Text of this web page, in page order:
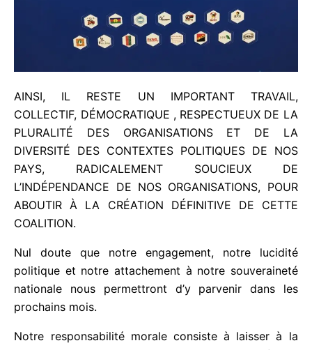
AINSI, IL RESTE UN IMPORTANT TRAVAIL,
COLLECTIF, DÉMOCRATIQUE , RESPECTUEUX DE
LA PLURALITÉ DES ORGANISATIONS ET DE LA
DIVERSITÉ DES CONTEXTES POLITIQUES DE NOS
PAYS, RADICALEMENT SOUCIEUX DE
L’INDÉPENDANCE DE NOS ORGANISATIONS, POUR
ABOUTIR À LA CRÉATION DÉFINITIVE DE CETTE
COALITION.
Nul doute que notre engagement, notre lucidité
politique et notre attachement à notre souveraineté
nationale nous permettront d’y parvenir dans les
prochains mois.
Notre responsabilité morale consiste à laisser à la